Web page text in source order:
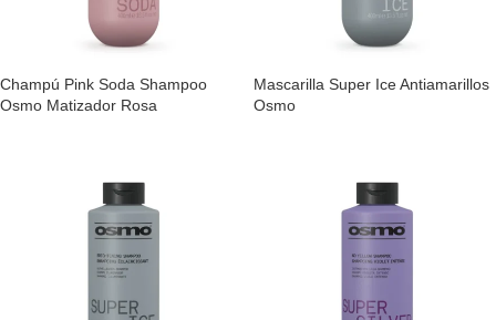
Champú Pink Soda Shampoo
Osmo Matizador Rosa
Mascarilla Super Ice Antiamarillos
Osmo